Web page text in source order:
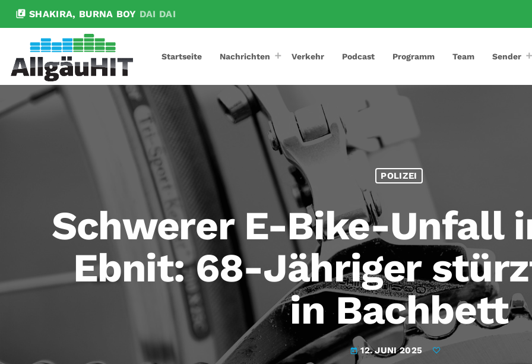
library_music SHAKIRA, BURNA BOY DAI DAI
Startseite Nachrichten Verkehr Podcast Programm Team Sender
POLIZEI
Schwerer E-Bike-Unfall
Ebnit: 68-Jähriger
in Bachbett
today 12. JUNI 2025